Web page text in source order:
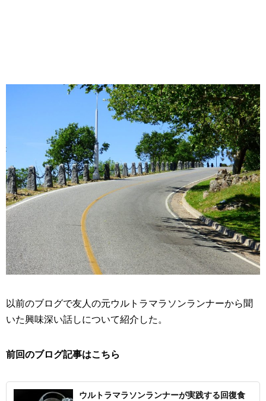
以前のブログで友人の元ウルトラマラソンランナーから聞
いた興味深い話しについて紹介した。
前回のブログ記事はこちら
ウルトラマラソンランナーが実践する回復食